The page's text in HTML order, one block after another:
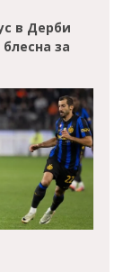
в Дерби
за